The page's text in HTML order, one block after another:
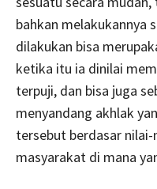
bahkan melakukannya
dilakukan bisa
ketika itu ia dinilai
terpuji, dan bisa juga
menyandang akhlak
tersebut berdasar
masyarakat di mana